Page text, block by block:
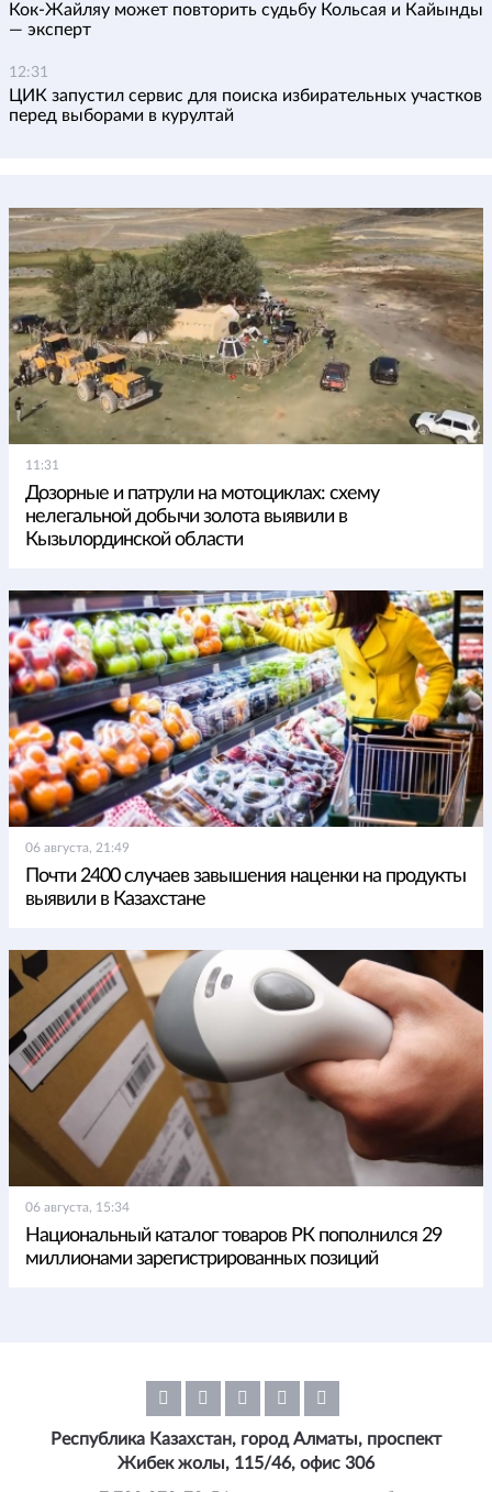
Кок-Жайляу может повторить судьбу Кольсая и Кайынды
— эксперт
12:31
ЦИК запустил сервис для поиска избирательных участков
перед выборами в курултай
11:31
Дозорные и патрули на мотоциклах: схему
нелегальной добычи золота выявили в
Кызылординской области
06 августа, 21:49
Почти 2400 случаев завышения наценки на продукты
выявили в Казахстане
06 августа, 15:34
Национальный каталог товаров РК пополнился 29
миллионами зарегистрированных позиций
Республика Казахстан, город Алматы, проспект
Жибек жолы, 115/46, офис 306